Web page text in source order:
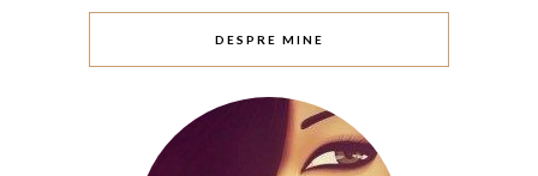
DESPRE MINE